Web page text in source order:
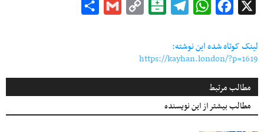
Facebook
WhatsApp
Telegram
Balatarin
Copy
Gmail
لینک کوتاه شده این نوشته:
https://kayhan.london/?p=1619
مطالب مرتبط
مطالب بیشتر از این نویسنده